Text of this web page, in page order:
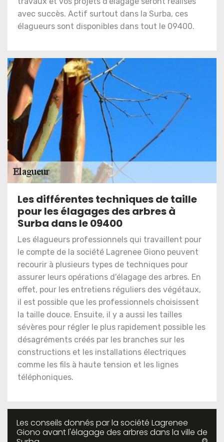
avec succès. Actif surtout dans la Surba, ces
élagueurs sont disponibles dans tout le 09400.
Les différentes techniques de taille
pour les élagages des arbres à
Surba dans le 09400
Les élagueurs professionnels qui travaillent pour
le compte de la société Lagrenee Giono peuvent
recourir à plusieurs types de techniques pour
assurer leurs opérations d'élagage des arbres. En
effet, pour les entretiens réguliers des végétaux,
il est possible que les professionnels choisissent
la taille douce. Ensuite, il y a aussi les tailles
sévères pour régler le plus rapidement possible les
désagréments créés par les branches sur les
constructions et les installations électriques
comme les fils à haute tension et les lignes
téléphoniques.
Les conseils donnés par la société Lagrenee
Giono avant l'élagage des arbres dans la ville de